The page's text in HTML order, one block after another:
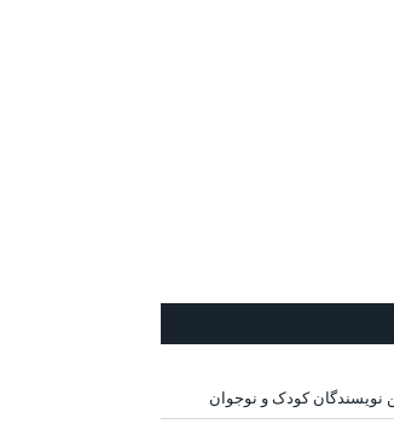
نویسندگان کودک و نوجوان